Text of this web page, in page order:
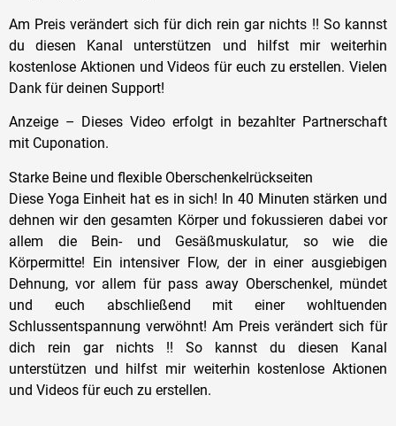
Am Preis verändert sich für dich rein gar nichts !! So kannst
du diesen Kanal unterstützen und hilfst mir weiterhin
kostenlose Aktionen und Videos für euch zu erstellen. Vielen
Dank für deinen Support!
Anzeige – Dieses Video erfolgt in bezahlter Partnerschaft
mit Cuponation.
Starke Beine und flexible Oberschenkelrückseiten
Diese Yoga Einheit hat es in sich! In 40 Minuten stärken und
dehnen wir den gesamten Körper und fokussieren dabei vor
allem die Bein- und Gesäßmuskulatur, so wie die
Körpermitte! Ein intensiver Flow, der in einer ausgiebigen
Dehnung, vor allem für pass away Oberschenkel, mündet
und euch abschließend mit einer wohltuenden
Schlussentspannung verwöhnt! Am Preis verändert sich für
dich rein gar nichts !! So kannst du diesen Kanal
unterstützen und hilfst mir weiterhin kostenlose Aktionen
und Videos für euch zu erstellen.